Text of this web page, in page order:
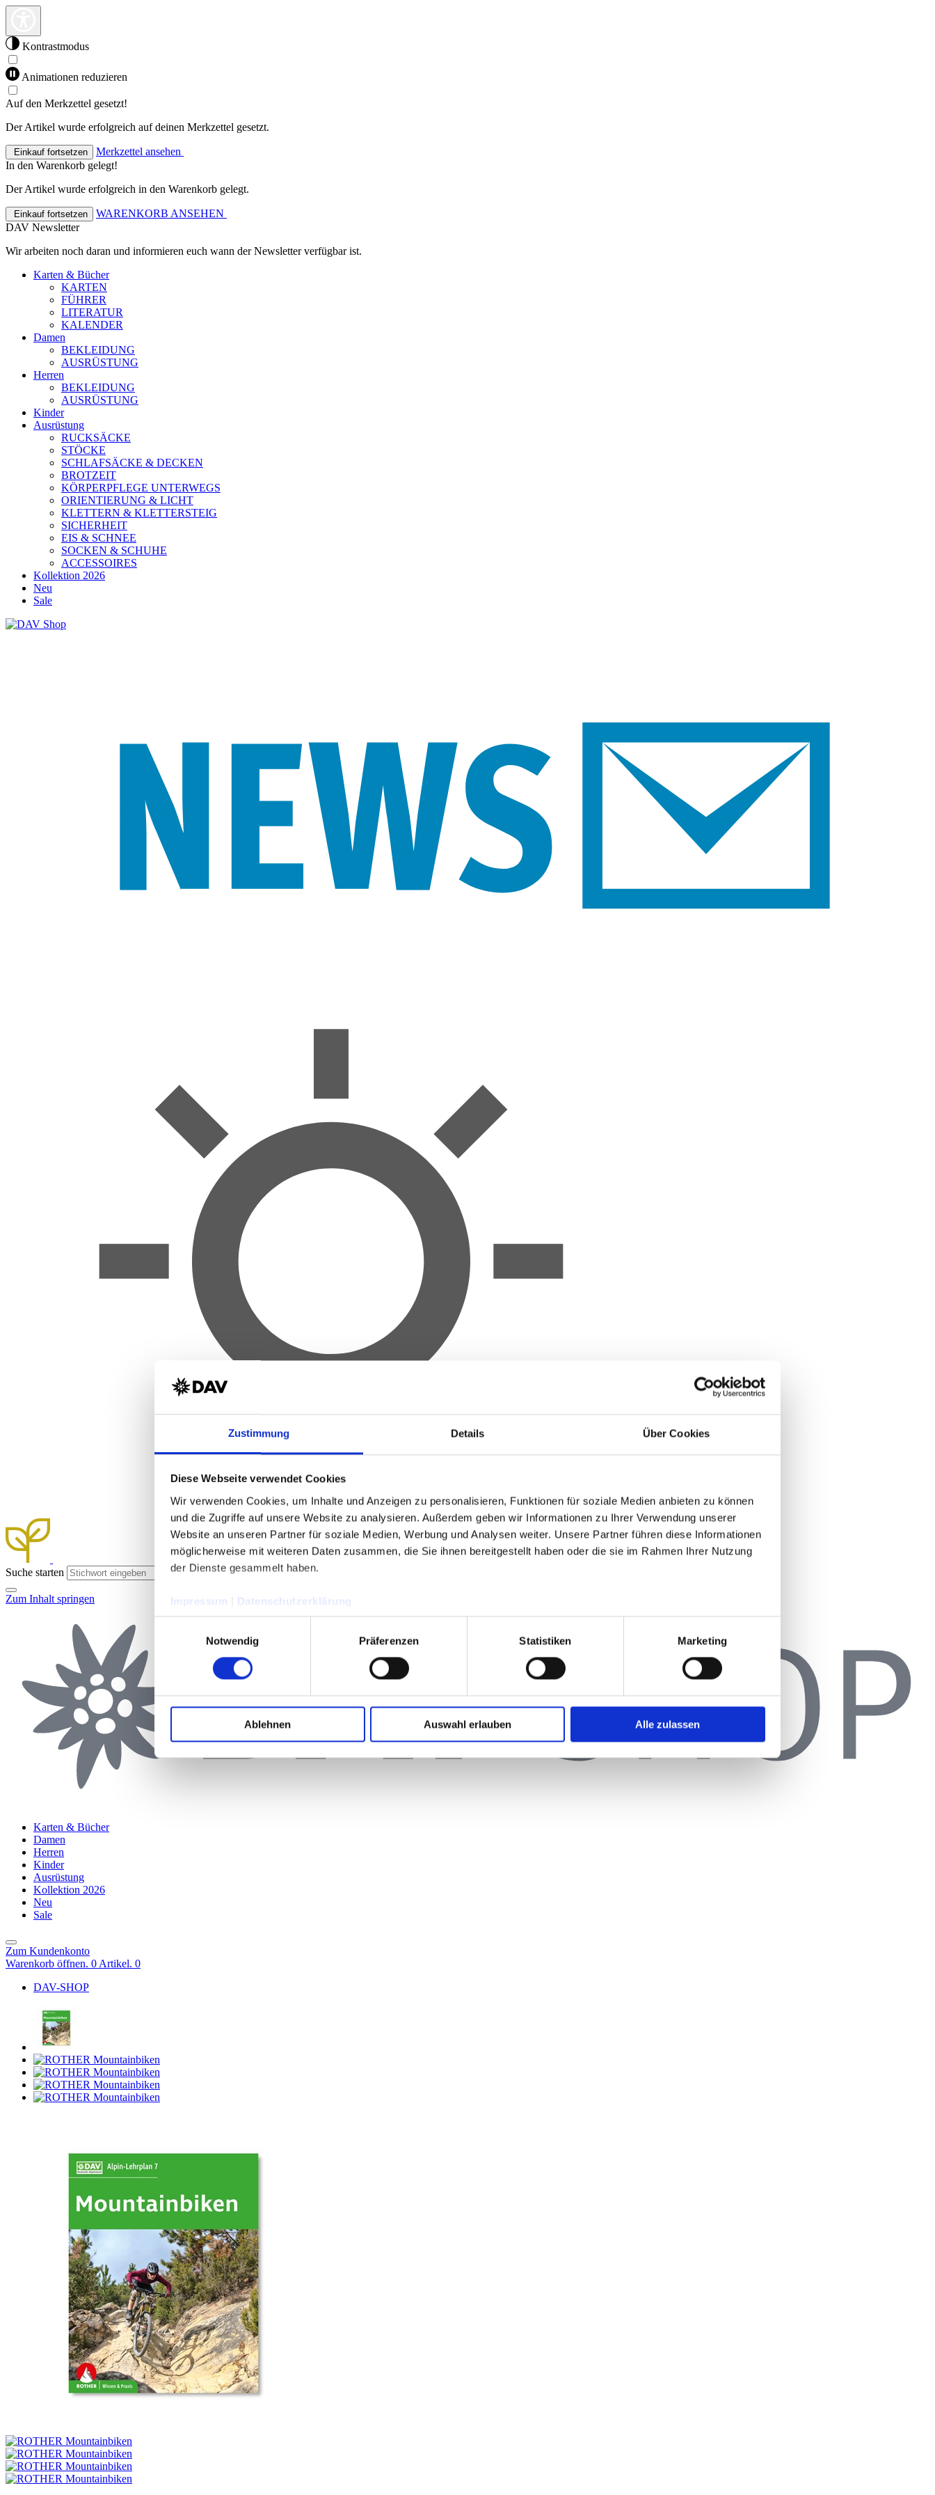
Zustimmung Details Über Cookies
Diese Webseite verwendet Cookies
Wir verwenden Cookies, um Inhalte und Anzeigen zu personalisieren, Funktionen für soziale Medien anbieten zu können
und die Zugriffe auf unsere Website zu analysieren. Außerdem geben wir Informationen zu Ihrer Verwendung unserer
Website an unseren Partner für soziale Medien, Werbung und Analysen weiter. Unsere Partner führen diese Informationen
möglicherweise mit weiteren Daten zusammen, die Sie ihnen bereitgestellt haben oder die sie im Rahmen Ihrer Nutzung
der Dienste gesammelt haben.
Impressum
Datenschutzerklärung
Notwendig
Präferenzen Statistiken Marketing
Ablehnen Auswahl erlauben Alle zulassen
Kontrastmodus
Animationen reduzieren
Auf den Merkzettel gesetzt!
Der Artikel wurde erfolgreich auf deinen Merkzettel gesetzt.
Einkauf fortsetzen
Merkzettel ansehen
In den Warenkorb gelegt!
Der Artikel wurde erfolgreich in den Warenkorb gelegt.
Einkauf fortsetzen
WARENKORB ANSEHEN
DAV Newsletter
Wir arbeiten noch daran und informieren euch wann der Newsletter verfügbar ist.
Karten & Bücher
KARTEN
FÜHRER
LITERATUR
KALENDER
Damen
BEKLEIDUNG
AUSRÜSTUNG
Herren
BEKLEIDUNG
AUSRÜSTUNG
Kinder
Ausrüstung
RUCKSÄCKE
STÖCKE
SCHLAFSÄCKE & DECKEN
BROTZEIT
KÖRPERPFLEGE UNTERWEGS
ORIENTIERUNG & LICHT
KLETTERN & KLETTERSTEIG
SICHERHEIT
EIS & SCHNEE
SOCKEN & SCHUHE
ACCESSOIRES
Kollektion 2026
Neu
Sale
Suche starten
Zum Inhalt springen
Karten & Bücher
Damen
Herren
Kinder
Ausrüstung
Kollektion 2026
Neu
Sale
Zum Kundenkonto
Warenkorb öffnen. 0 Artikel. 0
DAV-SHOP